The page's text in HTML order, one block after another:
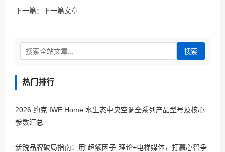
下一篇： 下一篇文章
搜索
热门排行
2026 约克 IWE Home 水生态中央空调全系列产品型号及核心
参数汇总
新锐品牌破局指南：用“超额因子”理论+电梯媒体，打赢心智争